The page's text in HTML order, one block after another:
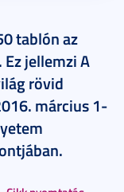
tablón az
jellemzi A
rövid
március 1-